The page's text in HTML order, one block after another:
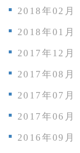
2018年02月
2018年01月
2017年12月
2017年08月
2017年07月
2017年06月
2016年09月